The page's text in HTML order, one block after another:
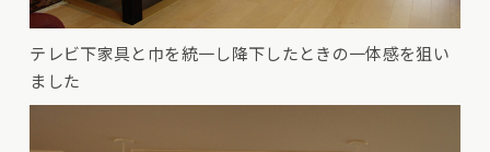
テレビ下家具と巾を統一し降下したときの一体感を狙い
ました